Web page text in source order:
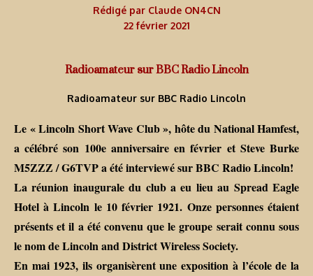
Rédigé par Claude ON4CN
22 février 2021
Radioamateur sur BBC Radio Lincoln
Radioamateur sur BBC Radio Lincoln
Le « Lincoln Short Wave Club », hôte du National Hamfest,
a célébré son 100e anniversaire en février et Steve Burke
M5ZZZ / G6TVP a été interviewé sur BBC Radio Lincoln!
La réunion inaugurale du club a eu lieu au Spread Eagle
Hotel à Lincoln le 10 février 1921. Onze personnes étaient
présents et il a été convenu que le groupe serait connu sous
le nom de Lincoln and District Wireless Society.
En mai 1923, ils organisèrent une exposition à l’école de la